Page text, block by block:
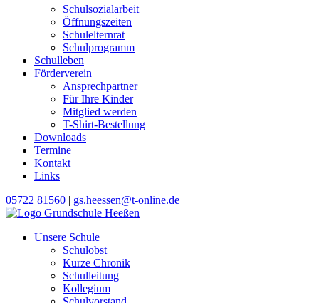
Schulsozialarbeit
Öffnungszeiten
Schulelternrat
Schulprogramm
Schulleben
Förderverein
Ansprechpartner
Für Ihre Kinder
Mitglied werden
T-Shirt-Bestellung
Downloads
Termine
Kontakt
Links
05722 81560 | gs.heessen@t-online.de
Unsere Schule
Schulobst
Kurze Chronik
Schulleitung
Kollegium